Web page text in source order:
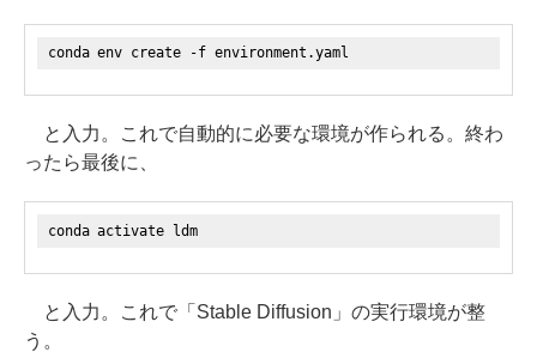
conda env create -f environment.yaml
と入力。これで自動的に必要な環境が作られる。終わ
ったら最後に、
conda activate ldm
と入力。これで「Stable Diffusion」の実行環境が整
う。